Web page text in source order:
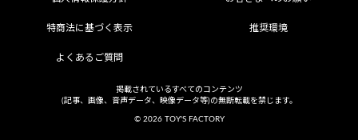
特商法に基づく表示 推奨環境
よくあるご質問
掲載されているすべてのコンテンツ
(記事、画像、音声データ、映像データ等)の無断転載を禁じます。
© 2026 TOY'S FACTORY